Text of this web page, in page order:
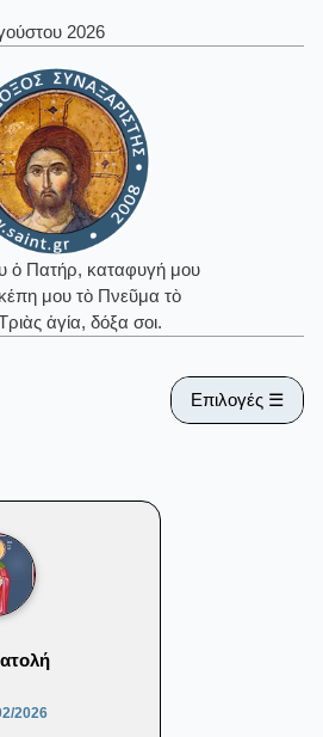
2026
ὁ Πατήρ, καταφυγή μου
μου τὸ Πνεῦμα τὸ
ἁγία, δόξα σοι.
Επιλογές ☰
2026